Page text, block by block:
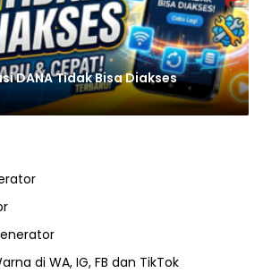
DANA Tidak Bisa Diakses
di WA, IG, FB dan TikTok